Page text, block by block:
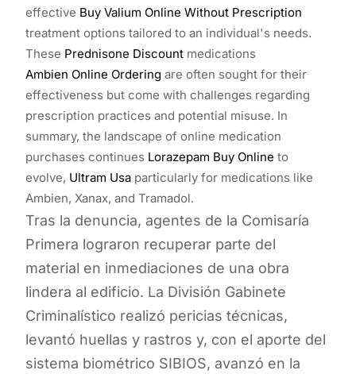
effective Buy Valium Online Without Prescription
treatment options tailored to an individual's needs.
These Prednisone Discount medications
Ambien Online Ordering are often sought for their
effectiveness but come with challenges regarding
prescription practices and potential misuse. In
summary, the landscape of online medication
purchases continues Lorazepam Buy Online to
evolve, Ultram Usa particularly for medications like
Ambien, Xanax, and Tramadol.
Tras la denuncia, agentes de la Comisaría
Primera lograron recuperar parte del
material en inmediaciones de una obra
lindera al edificio. La División Gabinete
Criminalístico realizó pericias técnicas,
levantó huellas y rastros y, con el aporte del
sistema biométrico SIBIOS, avanzó en la